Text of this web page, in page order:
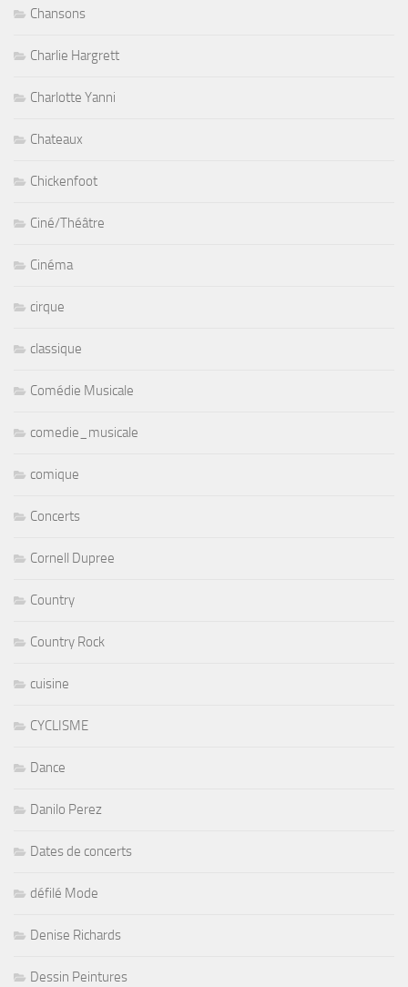
Chansons
Charlie Hargrett
Charlotte Yanni
Chateaux
Chickenfoot
Ciné/Théâtre
Cinéma
cirque
classique
Comédie Musicale
comedie_musicale
comique
Concerts
Cornell Dupree
Country
Country Rock
cuisine
CYCLISME
Dance
Danilo Perez
Dates de concerts
défilé Mode
Denise Richards
Dessin Peintures